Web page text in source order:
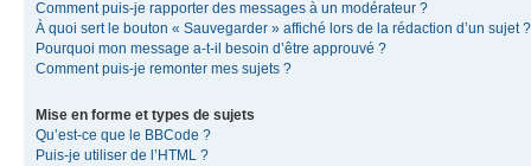
Comment puis-je rapporter des messages à un modérateur ?
À quoi sert le bouton « Sauvegarder » affiché lors de la rédaction d’un sujet ?
Pourquoi mon message a-t-il besoin d’être approuvé ?
Comment puis-je remonter mes sujets ?
Mise en forme et types de sujets
Qu’est-ce que le BBCode ?
Puis-je utiliser de l’HTML ?